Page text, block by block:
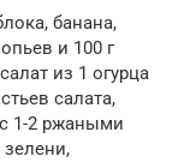
банана,
и 100 г
из 1 огурца
салата,
1-2 ржаными